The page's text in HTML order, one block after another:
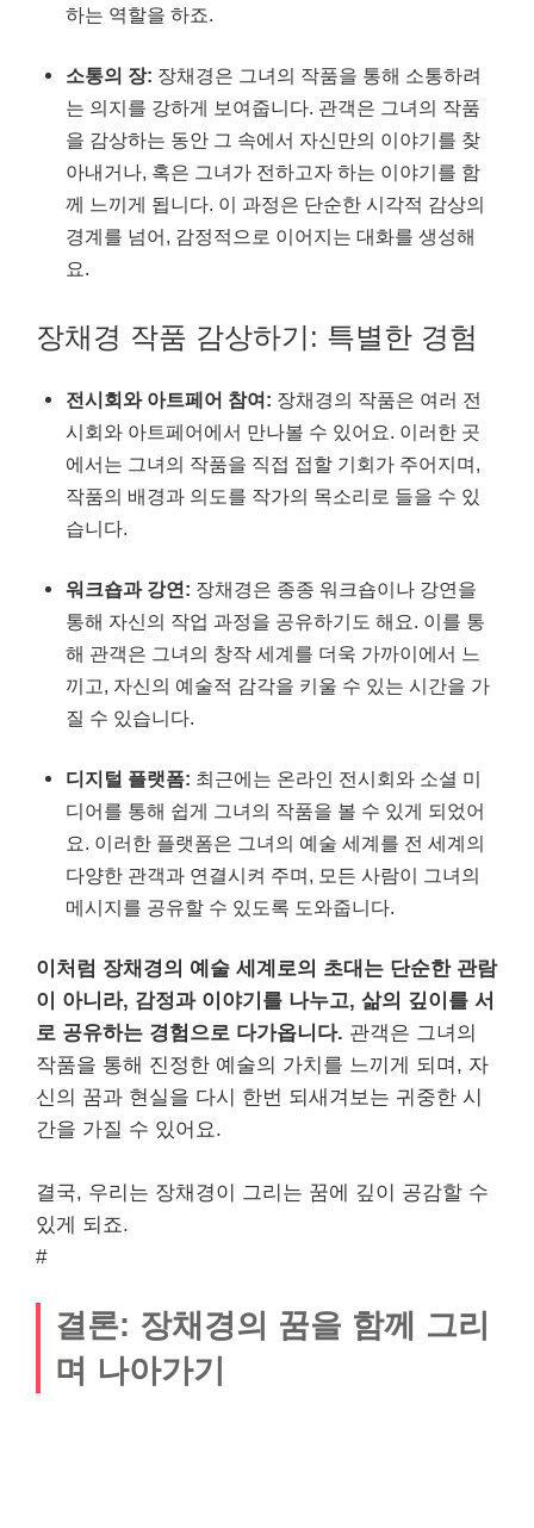
하는 역할을 하죠.
소통의 장: 장채경은 그녀의 작품을 통해 소통하려
는 의지를 강하게 보여줍니다. 관객은 그녀의 작품
을 감상하는 동안 그 속에서 자신만의 이야기를 찾
아내거나, 혹은 그녀가 전하고자 하는 이야기를 함
께 느끼게 됩니다. 이 과정은 단순한 시각적 감상의
경계를 넘어, 감정적으로 이어지는 대화를 생성해
요.
장채경 작품 감상하기: 특별한 경험
전시회와 아트페어 참여: 장채경의 작품은 여러 전
시회와 아트페어에서 만나볼 수 있어요. 이러한 곳
에서는 그녀의 작품을 직접 접할 기회가 주어지며,
작품의 배경과 의도를 작가의 목소리로 들을 수 있
습니다.
워크숍과 강연: 장채경은 종종 워크숍이나 강연을
통해 자신의 작업 과정을 공유하기도 해요. 이를 통
해 관객은 그녀의 창작 세계를 더욱 가까이에서 느
끼고, 자신의 예술적 감각을 키울 수 있는 시간을 가
질 수 있습니다.
디지털 플랫폼: 최근에는 온라인 전시회와 소셜 미
디어를 통해 쉽게 그녀의 작품을 볼 수 있게 되었어
요. 이러한 플랫폼은 그녀의 예술 세계를 전 세계의
다양한 관객과 연결시켜 주며, 모든 사람이 그녀의
메시지를 공유할 수 있도록 도와줍니다.
이처럼 장채경의 예술 세계로의 초대는 단순한 관람
이 아니라, 감정과 이야기를 나누고, 삶의 깊이를 서
로 공유하는 경험으로 다가옵니다. 관객은 그녀의
작품을 통해 진정한 예술의 가치를 느끼게 되며, 자
신의 꿈과 현실을 다시 한번 되새겨보는 귀중한 시
간을 가질 수 있어요.
결국, 우리는 장채경이 그리는 꿈에 깊이 공감할 수
있게 되죠.
#
결론: 장채경의 꿈을 함께 그리
며 나아가기